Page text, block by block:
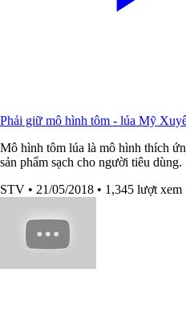
Phải giữ mô hình tôm - lúa Mỹ
Mô hình tôm lúa là mô hình thích
sản phẩm sạch cho người tiêu dùng.
STV • 21/05/2018 • 1,345 lượt xem